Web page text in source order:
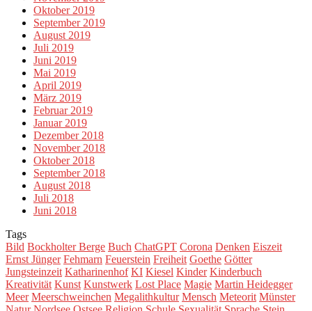
Oktober 2019
September 2019
August 2019
Juli 2019
Juni 2019
Mai 2019
April 2019
März 2019
Februar 2019
Januar 2019
Dezember 2018
November 2018
Oktober 2018
September 2018
August 2018
Juli 2018
Juni 2018
Tags
Bild Bockholter Berge Buch ChatGPT Corona Denken Eiszeit
Ernst Jünger Fehmarn Feuerstein Freiheit Goethe Götter
Jungsteinzeit Katharinenhof KI Kiesel Kinder Kinderbuch
Kreativität Kunst Kunstwerk Lost Place Magie Martin Heidegger
Meer Meerschweinchen Megalithkultur Mensch Meteorit Münster